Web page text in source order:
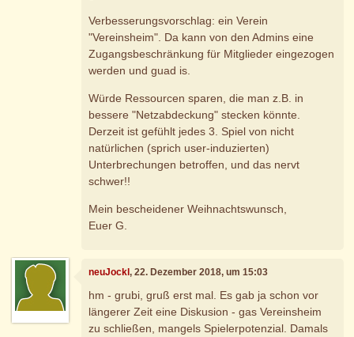
Verbesserungsvorschlag: ein Verein
"Vereinsheim". Da kann von den Admins eine
Zugangsbeschränkung für Mitglieder eingezogen
werden und guad is.
Würde Ressourcen sparen, die man z.B. in
bessere "Netzabdeckung" stecken könnte.
Derzeit ist gefühlt jedes 3. Spiel von nicht
natürlichen (sprich user-induzierten)
Unterbrechungen betroffen, und das nervt
schwer!!
Mein bescheidener Weihnachtswunsch,
Euer G.
neuJockl, 22. Dezember 2018, um 15:03
hm - grubi, gruß erst mal. Es gab ja schon vor
längerer Zeit eine Diskusion - gas Vereinsheim
zu schließen, mangels Spielerpotenzial. Damals